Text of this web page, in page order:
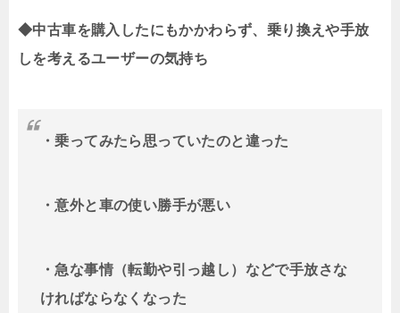
◆中古車を購入したにもかかわらず、乗り換えや手放
しを考えるユーザーの気持ち
・乗ってみたら思っていたのと違った
・意外と車の使い勝手が悪い
・急な事情（転勤や引っ越し）などで手放さな
ければならなくなった